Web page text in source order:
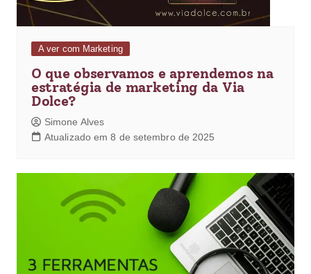
A ver com Marketing
O que observamos e aprendemos na
estratégia de marketing da Via
Dolce?
Simone Alves
Atualizado em 8 de setembro de 2025